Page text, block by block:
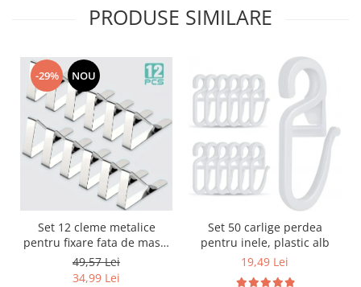
PRODUSE SIMILARE
-29% NOU
Set 12 cleme metalice
pentru fixare fata de masa,
7.2x4.6x1.2 cm, accesoriu
Horeca, pentru restaurante,
49,57 Lei
34,99 Lei
Set 50 carlige perdea
pentru inele, plastic alb
19,49 Lei